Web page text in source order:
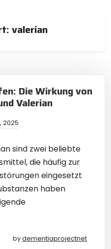
valerian
Die Wirkung von
Valerian
2025
sind zwei beliebte
die häufig zur
eingesetzt
haben
bydementiaprojectnet